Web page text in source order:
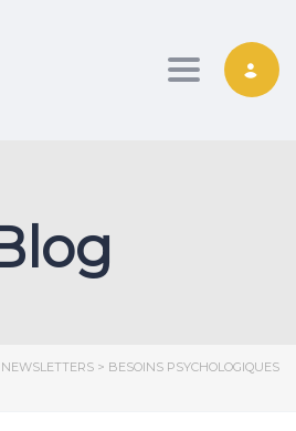
Toggle
NEWSLETTERS > BESOINS PSYCHOLOGIQUES